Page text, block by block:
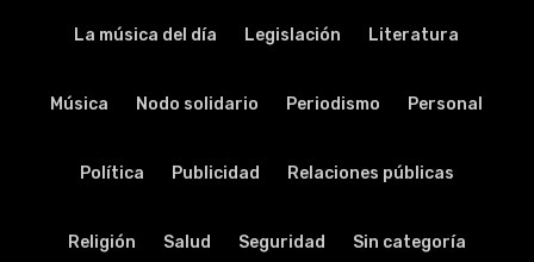
La música del día Legislación Literatura
Música Nodo solidario Periodismo Personal
Política Publicidad Relaciones públicas
Religión Salud Seguridad Sin categoría